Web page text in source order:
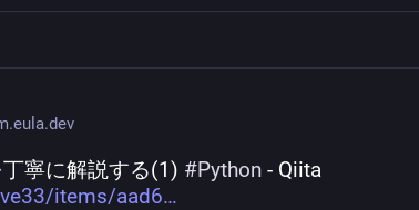
寧に解説する(1) #Python - Qiita
items/aad6